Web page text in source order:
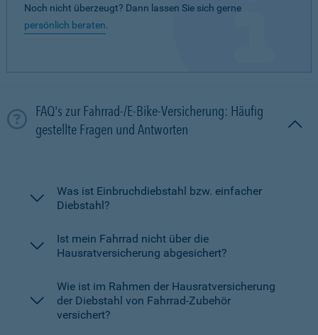
Noch nicht überzeugt? Dann lassen Sie sich gerne
persönlich beraten.
FAQ's zur Fahrrad-/E-Bike-Versicherung: Häufig
gestellte Fragen und Antworten
Was ist Einbruchdiebstahl bzw. einfacher
Diebstahl?
Ist mein Fahrrad nicht über die
Hausratversicherung abgesichert?
Wie ist im Rahmen der Hausratversicherung
der Diebstahl von Fahrrad-Zubehör
versichert?